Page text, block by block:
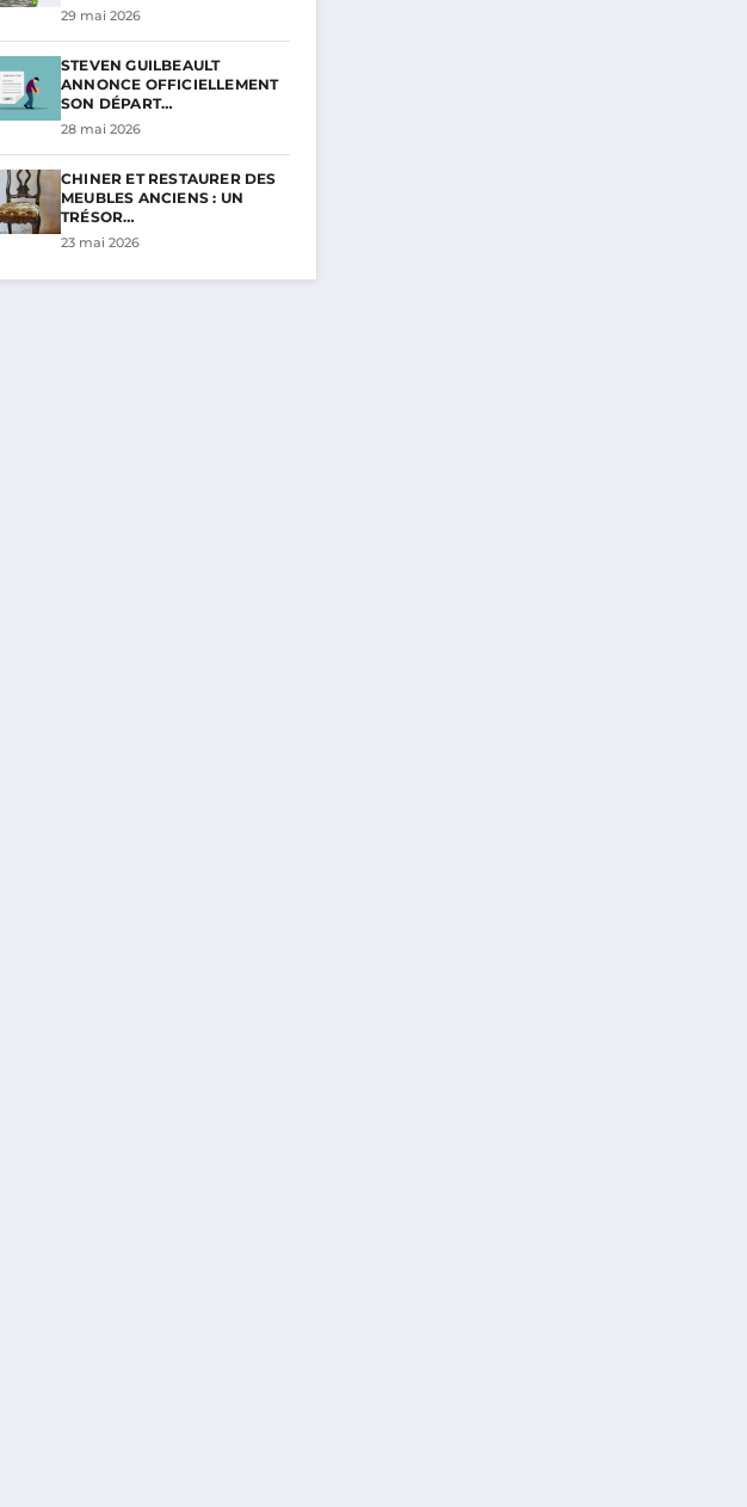
29 mai 2026
STEVEN GUILBEAULT
ANNONCE OFFICIELLEMENT
SON DÉPART…
28 mai 2026
CHINER ET RESTAURER DES
MEUBLES ANCIENS : UN
TRÉSOR…
23 mai 2026